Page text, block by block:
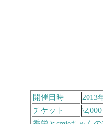
開催日時
2013
チケット
\2,000